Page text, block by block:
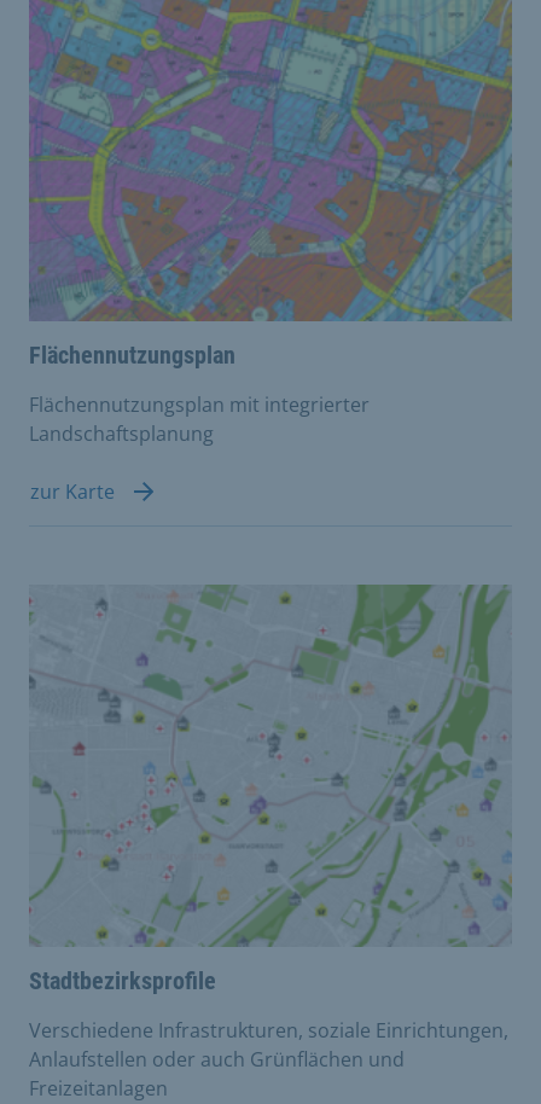
Flächennutzungsplan
Flächennutzungsplan mit integrierter
Landschaftsplanung
zur Karte
Stadtbezirksprofile
Verschiedene Infrastrukturen, soziale Einrichtungen,
Anlaufstellen oder auch Grünflächen und
Freizeitanlagen